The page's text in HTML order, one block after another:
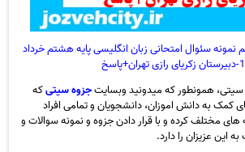
نمونه سئوال امتحانی زبان انگلیسی پایه هشتم خرداد
همونطور که میدونید وبسایتجزوه سیتیکه
کمک به دانش اموزان، دانشجویان و تمامی افراد
مختلف کرده و با قرار دادن جزوه و نمونه سوالات و
این عزیزان را دارد.